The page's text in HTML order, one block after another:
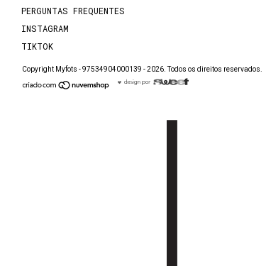
PERGUNTAS FREQUENTES
INSTAGRAM
TIKTOK
Copyright Myfots - 97534904000139 - 2026. Todos os direitos reservados.